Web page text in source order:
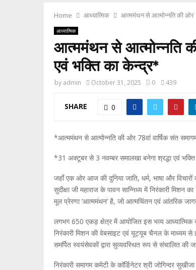
Home आध्यात्मिक आत्ममंथन से आत्मोन्नति की ओर
आध्यात्मिक
आत्ममंथन से आत्मोन्नति
एवं भक्ति का केन्द्र*
by admin October 31, 2025 0 439
SHARE 0
*आत्ममंथन से आत्मोन्नति की ओर 78वां वार्षिक संत
*31 अक्टूबर से 3 नवम्बर समालखा बनेगा श्रद्धा एवं
जहाँ एक ओर आज की दुनिया जाति, धर्म, भाषा और
सुदीक्षा जी महाराज के पावन सान्निध्य में निरंकारी
मूल प्रेरणा ‘आत्ममंथन’ है, जो आत्मचिंतन एवं आंतरिक
लगभग 650 एकड़ क्षेत्र में आयोजित इस भव्य आध्यात्मिक
निरंकारी मिशन की वेबसाइट एवं यूट्यूब चैनल के माध्यम
समर्पित स्वयंसेवकों द्वारा सुव्यवस्थित रूप से संचालित
निरंकारी समागम कमेटी के काॅर्डिनेटर श्री जोगिन्दर